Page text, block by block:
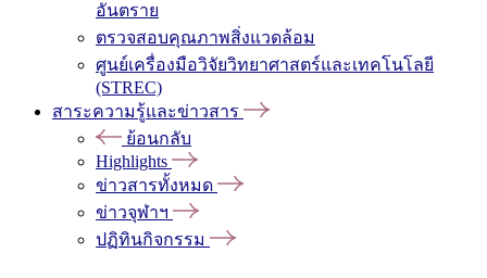
อันตราย
ตรวจสอบคุณภาพสิ่งแวดล้อม
ศูนย์เครื่องมือวิจัยวิทยาศาสตร์และเทคโนโลยี
(STREC)
สาระความรู้และข่าวสาร
ย้อนกลับ
Highlights
ข่าวสารทั้งหมด
ข่าวจุฬาฯ
ปฏิทินกิจกรรม